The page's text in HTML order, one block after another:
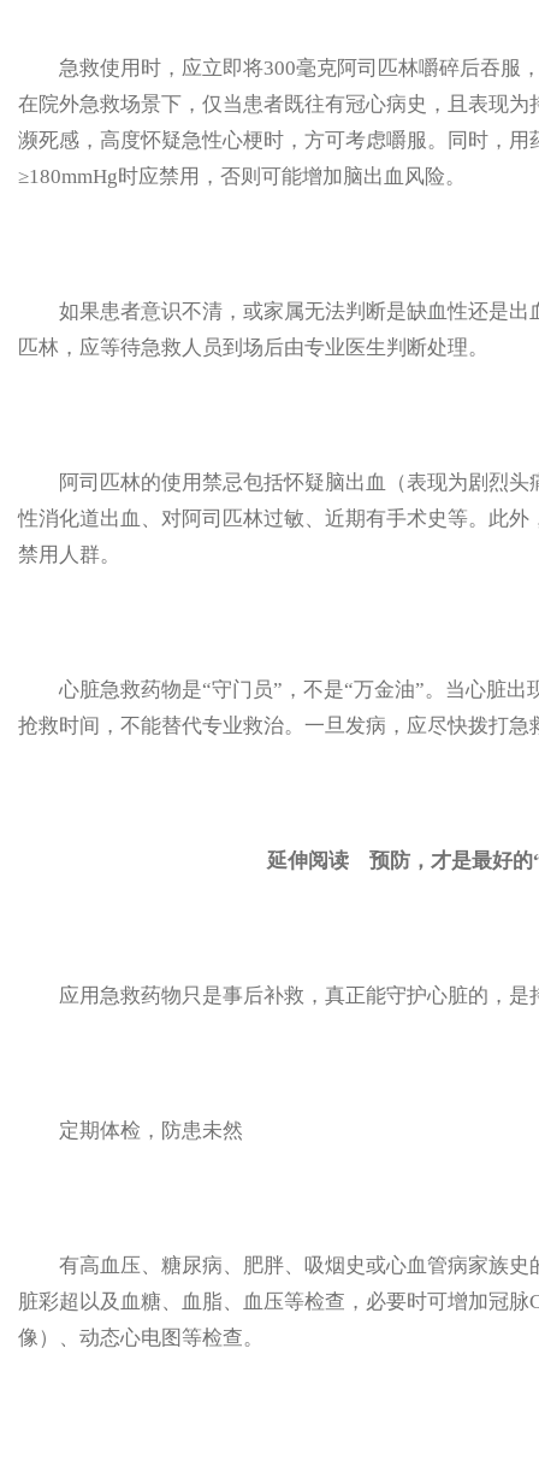
急救使用时，应立即将300毫克阿司匹林嚼碎后吞服
在院外急救场景下，仅当患者既往有冠心病史，且表现
濒死感，高度怀疑急性心梗时，方可考虑嚼服。同时，
≥180mmHg时应禁用，否则可能增加脑出血风险。
如果患者意识不清，或家属无法判断是缺血性还是出
匹林，应等待急救人员到场后由专业医生判断处理。
阿司匹林的使用禁忌包括怀疑脑出血（表现为剧烈头
性消化道出血、对阿司匹林过敏、近期有手术史等。此
禁用人群。
心脏急救药物是“守门员”，不是“万金油”。当心脏出
抢救时间，不能替代专业救治。一旦发病，应尽快拨打急
延伸阅读 预防，才是最好的
应用急救药物只是事后补救，真正能守护心脏的，是
定期体检，防患未然
有高血压、糖尿病、肥胖、吸烟史或心血管病家族史
脏彩超以及血糖、血脂、血压等检查，必要时可增加冠
像）、动态心电图等检查。